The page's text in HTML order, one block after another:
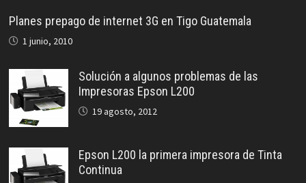
Planes prepago de internet 3G en Tigo Guatemala
1 junio, 2010
Solución a algunos problemas de las
Impresoras Epson L200
19 agosto, 2012
Epson L200 la primera impresora de Tinta
Continua